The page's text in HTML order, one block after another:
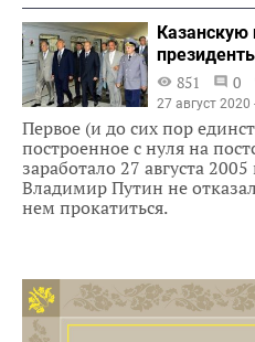
Казанскую
851
0
27 август 2020
Первое (и до сих пор
построенное с нуля на
заработало 27 августа
Владимир Путин не
нем прокатиться.